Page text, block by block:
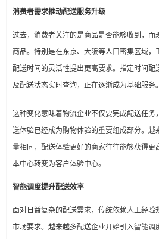
消费者需求推动配送服务升级
过去，消费者关注的是商品是否能够收到，而
商品。特别是在东京、大阪等人口密集区域
配送时间的灵活性提出更高要求。指定时间
及配送状态实时查询，正在逐渐成为基础服务。
这种变化意味着物流企业不仅要完成配送任务
送体验已经成为购物体验的重要组成部分。越
量相同，配送体验更好的商家往往能够获得更
本中心转变为客户体验中心。
智能调度提升配送效率
面对日益复杂的配送需求，传统依赖人工经验
市场要求。越来越多配送企业开始引入智能调